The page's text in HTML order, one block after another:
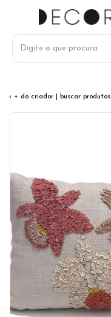
‹ + do criador | buscar produtos